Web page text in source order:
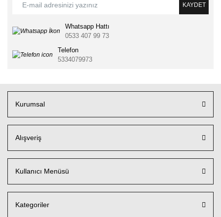
KAYDET
Whatsapp Hattı
0533 407 99 73
Telefon
5334079973
Kurumsal
Alışveriş
Kullanıcı Menüsü
Kategoriler